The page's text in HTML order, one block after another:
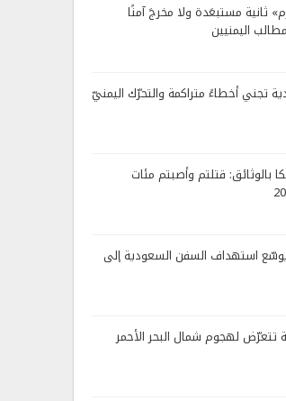
ثانية مستبعَدة ولا مخرجَ آمنًا
اليمنيين
تجني أخطاءً متراكمة والتحرّك اليمنيّ
بالوثائق: قتلتم وأصبتم مئات
يوسّع استهداف السفن السعودية إلى
تتعرّض لهجوم شمال البحر الأحمر